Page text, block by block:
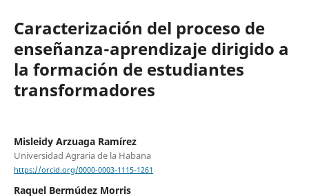
Caracterización del proceso de
enseñanza-aprendizaje dirigido a
la formación de estudiantes
transformadores
Misleidy Arzuaga Ramírez
Universidad Agraria de la Habana
https://orcid.org/0000-0003-1115-1261
Raquel Bermúdez Morris